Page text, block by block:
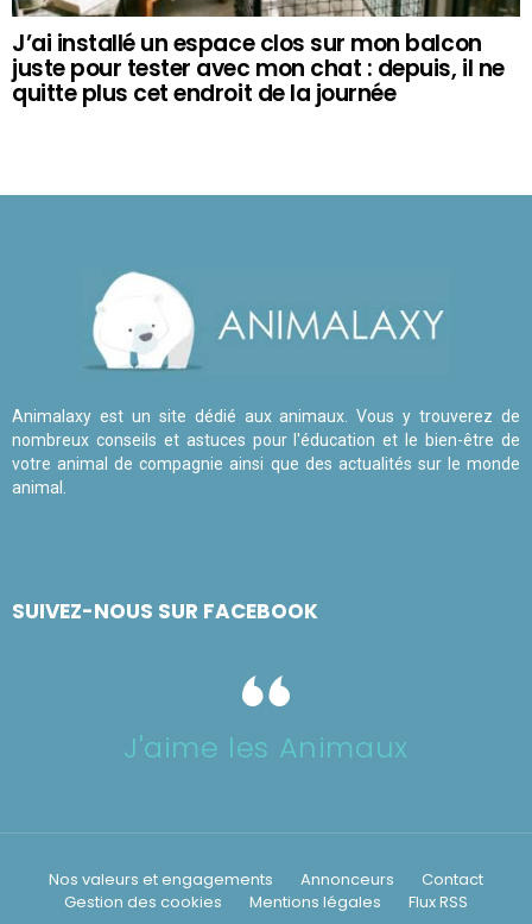
J’ai installé un espace clos sur mon balcon
juste pour tester avec mon chat : depuis, il ne
quitte plus cet endroit de la journée
Animalaxy est un site dédié aux animaux. Vous y trouverez de
nombreux conseils et astuces pour l'éducation et le bien-être de
votre animal de compagnie ainsi que des actualités sur le monde
animal.
SUIVEZ-NOUS SUR FACEBOOK
J'aime les Animaux
Nos valeurs et engagements Annonceurs
Contact
Gestion des cookies
Mentions légales Flux RSS